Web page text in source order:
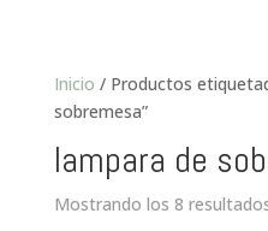
Inicio / Productos
sobremesa”
lampara de
Mostrando los 8